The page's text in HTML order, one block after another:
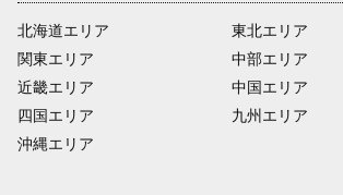
北海道エリア
関東エリア
近畿エリア
四国エリア
沖縄エリア
東北エリア
中部エリア
中国エリア
九州エリア